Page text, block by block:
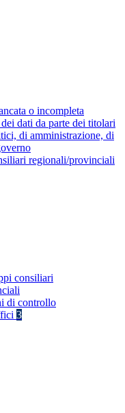
o incompleta
dati da parte dei titolari
di amministrazione, di
regionali/provinciali
consiliari
di controllo
3